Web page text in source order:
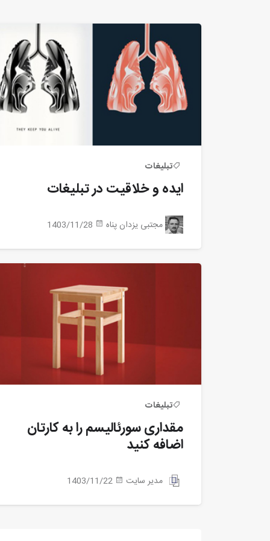
تبلیغات
ایده و خلاقیت در تبلیغات
مجتبی یزدان پناه 1403/11/28
تبلیغات
مقداری سورئالیسم را به کارتان
اضافه کنید
مدیر سایت 1403/11/22